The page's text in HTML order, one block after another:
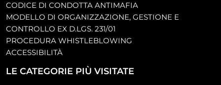
CODICE DI CONDOTTA ANTIMAFIA
MODELLO DI ORGANIZZAZIONE, GESTIONE E
CONTROLLO EX D.LGS. 231/01
PROCEDURA WHISTLEBLOWING
ACCESSIBILITÀ
LE CATEGORIE PIÙ VISITATE